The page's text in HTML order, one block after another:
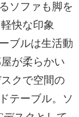
ソファも脚を
快な印象
ブルは生活動
が柔らかい
クで空間の
テーブル。ソ